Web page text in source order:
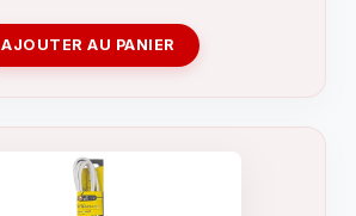
AJOUTER AU PANIER